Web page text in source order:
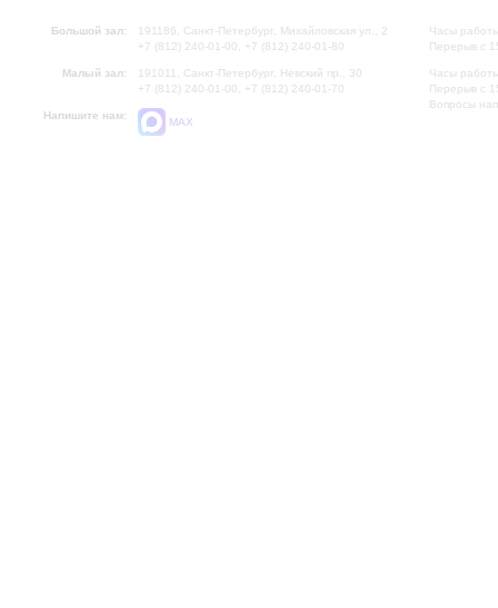
Большой зал:
191186, Санкт-Петербург, Михайловская ул., 2
+7 (812) 240-01-00, +7 (812) 240-01-80
Малый зал:
191011, Санкт-Петербург, Невский пр., 30
+7 (812) 240-01-00, +7 (812) 240-01-70
Напишите нам:
MAX
Часы
Перерыв с
Часы
Перерыв с
Вопросы